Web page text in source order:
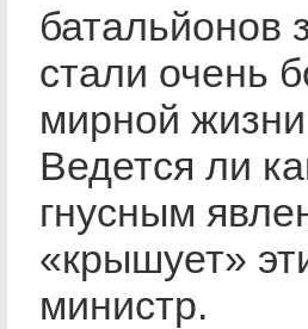
батальйонов
стали очень
мирной
Ведется ли
гнусным
«крышует»
министр.